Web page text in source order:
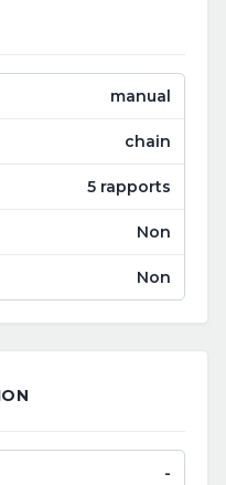
manual
chain
5 rapports
Non
Non
-